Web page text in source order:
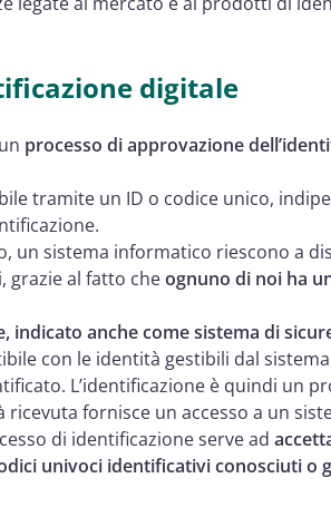
digitale
processo di approvazione
tramite un ID o codice unico,
un sistema informatico riescono a
grazie al fatto cheognuno di noi ha
indicato anche come sistema di
con le identità gestibili dal
L’identificazione è quindi un
fornisce un accesso a un
di identificazione serve ad
univoci identificativi conosciuti o